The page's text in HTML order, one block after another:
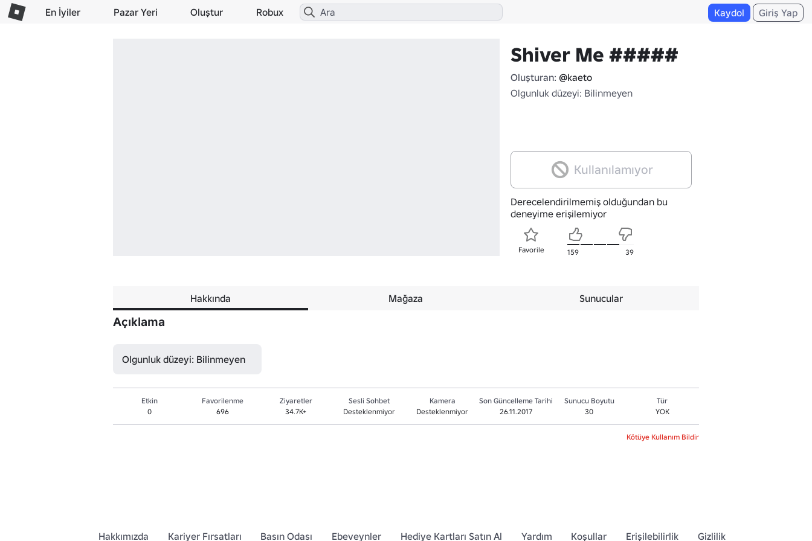
En İyiler Pazar Yeri Oluştur Robux Kaydol Giriş Yap
Shiver Me #####
Oluşturan: @kaeto
Olgunluk düzeyi: Bilinmeyen
Kullanılamıyor
Derecelendirilmemiş olduğundan bu
deneyime erişilemiyor
Favorile 159 39
Hakkında Mağaza Sunucular
Açıklama
Olgunluk düzeyi: Bilinmeyen
Etkin
0
Favorilenme
696
Ziyaretler
34.7K+
Sesli Sohbet
Desteklenmiyor
Kamera
Desteklenmiyor
Son Güncelleme Tarihi
26.11.2017
Sunucu Boyutu
30
Tür
YOK
Kötüye Kullanım Bildir
Hakkımızda Kariyer Fırsatları Basın Odası Ebeveynler Hediye Kartları Satın Al Yardım Koşullar Erişilebilirlik Gizlilik